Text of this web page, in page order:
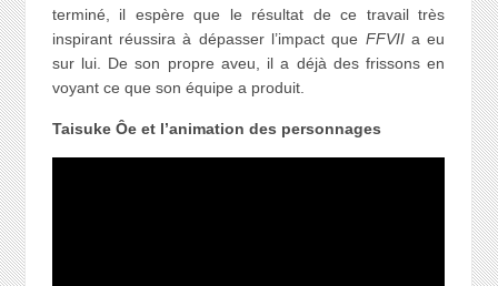
terminé, il espère que le résultat de ce travail très
inspirant réussira à dépasser l’impact que FFVIIa eu
sur lui. De son propre aveu, il a déjà des frissons en
voyant ce que son équipe a produit.
Taisuke Ôe et l’animation des personnages